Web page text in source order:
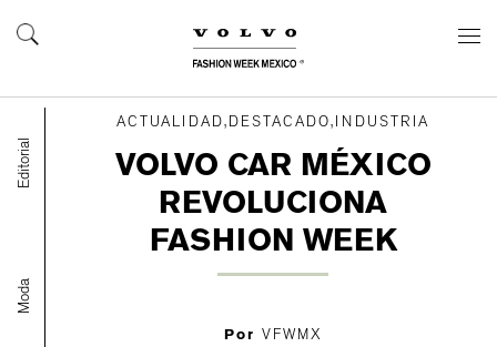
Editorial
Moda
ACTUALIDAD,DESTACADO,INDUSTRIA
VOLVO CAR MÉXICO
REVOLUCIONA
FASHION WEEK
Por VFWMX